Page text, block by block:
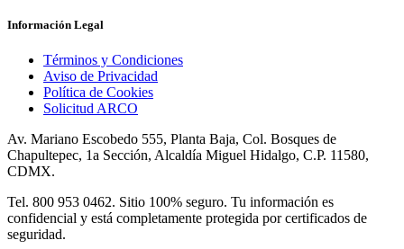
Información Legal
Términos y Condiciones
Aviso de Privacidad
Política de Cookies
Solicitud ARCO
Av. Mariano Escobedo 555, Planta Baja, Col. Bosques de
Chapultepec, 1a Sección, Alcaldía Miguel Hidalgo, C.P. 11580,
CDMX.
Tel. 800 953 0462. Sitio 100% seguro. Tu información es
confidencial y está completamente protegida por certificados de
seguridad.